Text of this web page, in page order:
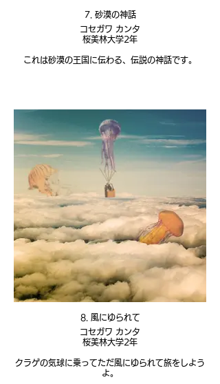
7. 砂漠の神話
コセガワ カンタ
桜美林大学2年
これは砂漠の王国に伝わる、伝説の神話です。
8. 風にゆられて
コセガワ カンタ
桜美林大学2年
クラゲの気球に乗ってただ風にゆられて旅をしよう
よ。